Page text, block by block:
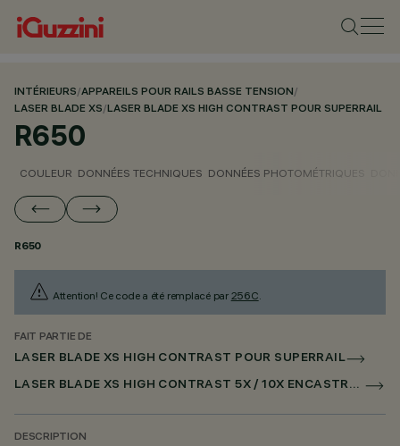
INTÉRIEURS/APPAREILS POUR RAILS BASSE TENSION/
LASER BLADE XS/LASER BLADE XS HIGH CONTRAST POUR SUPERRAIL
R650
COULEUR DONNÉES TECHNIQUES DONNÉES PHOTOMÉTRIQUES
R650
Attention! Ce code a été remplacé par 256C.
FAIT PARTIE DE
LASER BLADE XS HIGH CONTRAST POUR SUPERRAIL
LASER BLADE XS HIGH CONTRAST 5X / 10X ENCASTRÉ POUR SUPERRAIL DALI POWERLINE
DESCRIPTION